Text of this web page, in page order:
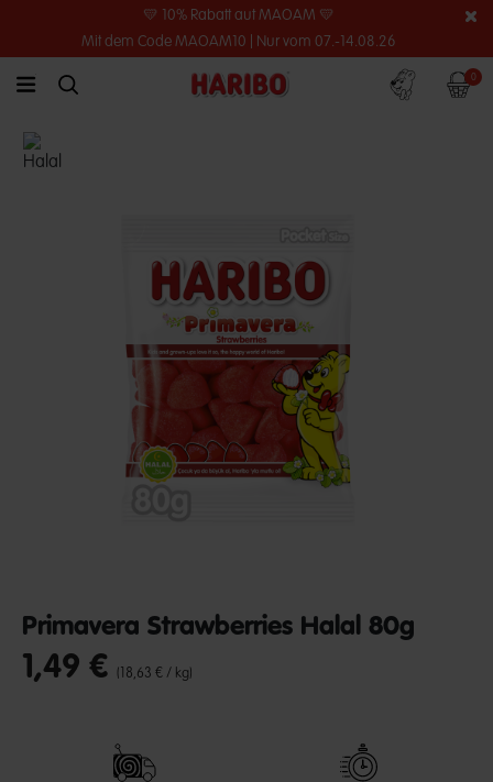
💛 10% Rabatt auf MAOAM 💛
Mit dem Code MAOAM10 | Nur vom 07.-14.08.26
link.header.menu.label
simplesearch.search.label
Konto 0
Primavera Strawberries Halal 80g
undefined out of 5 Customer Rating
1,49 € (18,63 € / kg)